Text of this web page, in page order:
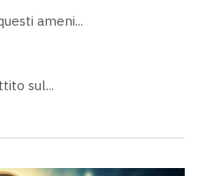
ameni...
sul...